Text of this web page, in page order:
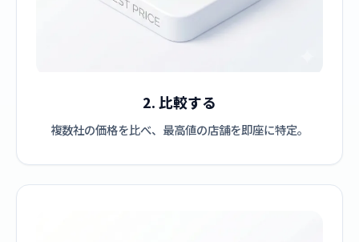
2. 比較する
複数社の価格を比べ、最高値の店舗を即座に特定。